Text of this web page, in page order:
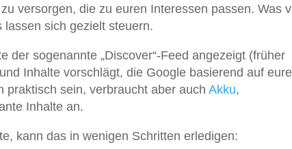
versorgen, die zu euren Interessen passen. Was
sich gezielt steuern.
der sogenannte „Discover“-Feed angezeigt (früher
Inhalte vorschlägt, die Google basierend auf
praktisch sein, verbraucht aber auch Akku,
Inhalte an.
kann das in wenigen Schritten erledigen: